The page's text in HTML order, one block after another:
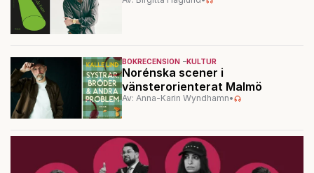
BOKRECENSION KULTUR
Norénska scener i
vänsterorienterat Malmö
Av: Anna-Karin Wyndhamn•